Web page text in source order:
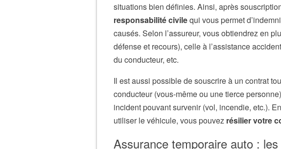
situations bien définies. Ainsi, après
responsabilité civilequi vous permet
causés. Selon l’assureur, vous obtiendrez en
défense et recours), celle à l’assistance
du conducteur, etc.
Il est aussi possible de souscrire à un contrat
conducteur (vous-même ou une tierce
incident pouvant survenir (vol, incendie, etc.).
utiliser le véhicule, vous pouvez résilier votre
Assurance temporaire auto :